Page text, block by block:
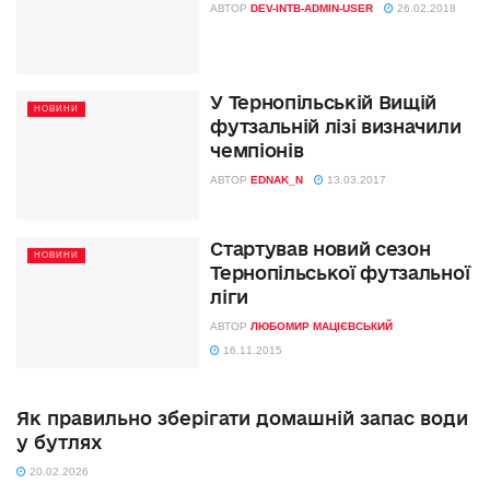
АВТОР DEV-INTB-ADMIN-USER 26.02.2018
НОВИНИ
У Тернопільській Вищій
футзальній лізі визначили
чемпіонів
АВТОР EDNAK_N 13.03.2017
НОВИНИ
Стартував новий сезон
Тернопільської футзальної
ліги
АВТОР ЛЮБОМИР МАЦІЄВСЬКИЙ
16.11.2015
Як правильно зберігати домашній запас води
у бутлях
20.02.2026